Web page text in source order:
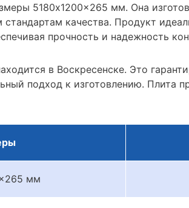
5180x1200x265 мм. Она
качества. Продукт
прочность и надежность
в Воскресенске. Это
подход к изготовлению. Плита
мм